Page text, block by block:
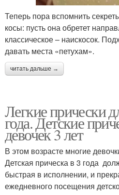
Теперь пора вспомнить
косы: пусть она обретет
классическое – наискосок.
давать места «петухам».
читать дальше →
Легкие прически
года. Детские
девочек 3 лет
В этом возрасте многие
Детская прическа в 3 года
быстрая в исполнении, и
ежедневного посещения